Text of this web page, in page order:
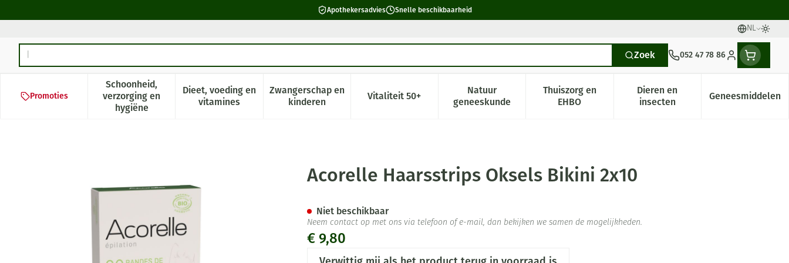
Apothekersadvies Snelle beschikbaarheid
NL
Talen
Product, merk, categorie... Zoek 052 47 78 86
Klant menu
Promoties
Schoonheid,
verzorging en
hygiëne
Toon submenu voor Schoonheid, verzorging en hygiëne categorie
Dieet, voeding en
vitaminesToon submenu voor Dieet, voeding en vitamines categorie
Zwangerschap en
kinderenToon submenu voor Zwangerschap en kinderen categorie
Vitaliteit 50+Toon submenu voor Vitaliteit 50+ categorie
Natuur
geneeskundeToon submenu voor Natuur geneeskunde categorie
Thuiszorg en
EHBOToon submenu voor Thuiszorg en EHBO categorie
Dieren en
insectenToon submenu voor Dieren en
Geneesmiddelen
Toon
Acorelle Haarsstrips Oksels Bikini 2x10Acorelle Haarsstrips Oksels Bikini 2x10
€ 9,80
Niet beschikbaar
Neem contact op met ons via telefoon of e-mail, dan bekijken we samen de mogelijkheden.